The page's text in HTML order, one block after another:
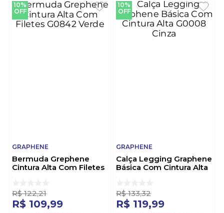
10%
OFF
GRAPHENE
Bermuda Grephene
Cintura Alta Com Filetes
R$ 122,21
R$ 109,99
10%
OFF
GRAPHENE
Calça Legging Graphene
Básica Com Cintura Alta
R$ 133,32
R$ 119,99